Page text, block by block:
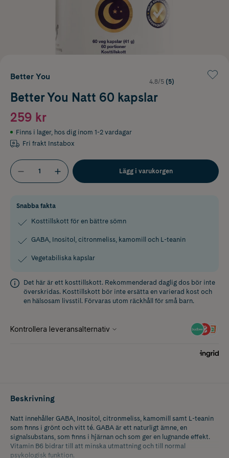
Better You
4.8/5 (5)
Better You Natt 60 kapslar
259 kr
Finns i lager, hos dig inom 1-2 vardagar
Fri frakt Instabox
Lägg i varukorgen
Snabba fakta
Kosttillskott för en bättre sömn
GABA, Inositol, citronmeliss, kamomill och L-teanin
Vegetabiliska kapslar
Det här är ett kosttillskott. Rekommenderad daglig dos bör inte
överskridas. Kosttillskott bör inte ersätta en varierad kost och
en hälsosam livsstil. Förvaras utom räckhåll för små barn.
Beskrivning
Natt innehåller GABA, Inositol, citronmeliss, kamomill samt L-teanin
som finns i grönt och vitt té. GABA är ett naturligt ämne, en
signalsubstans, som finns i hjärnan och som ger en lugnande effekt.
Vitamin B6 bidrar till att minska utmattning och till normal
psykologisk funktion.